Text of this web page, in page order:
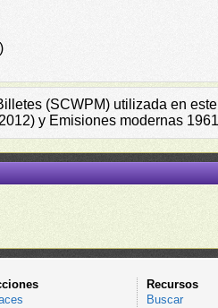
(SCWPM) utilizada en
y Emisiones modernas
Recursos
Buscar